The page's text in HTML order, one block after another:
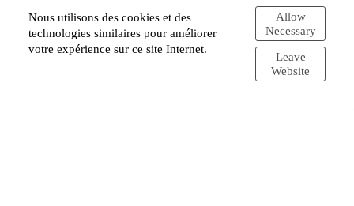
Nous utilisons des cookies et des
technologies similaires pour améliorer
votre expérience sur ce site Internet.
Allow
Necessary
Leave
Website